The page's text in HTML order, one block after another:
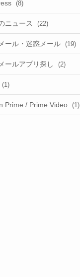
(8)
ニュース (22)
ール・迷惑メール (19)
ールアプリ探し (2)
(1)
Prime / Prime Video (1)